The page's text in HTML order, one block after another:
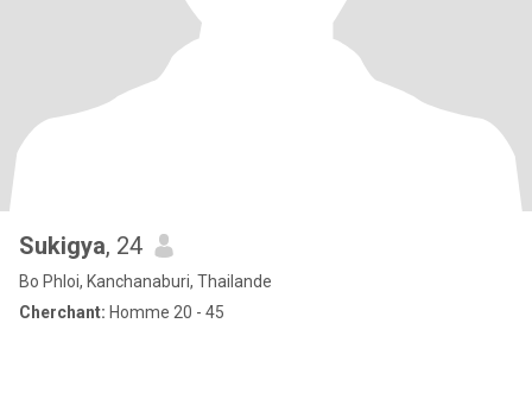
Sukigya, 24
Bo Phloi, Kanchanaburi, Thailande
Cherchant: Homme 20 - 45